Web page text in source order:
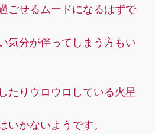
ごせるムードになるはずで
気分が伴ってしまう方もい
たりウロウロしている火星
いかないようです。